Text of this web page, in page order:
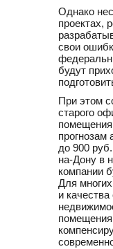
Однако
проектах,
свои
будут
При этом
старого
помещения
прогнозам
до 900
на-Дону в
компании
Для
и